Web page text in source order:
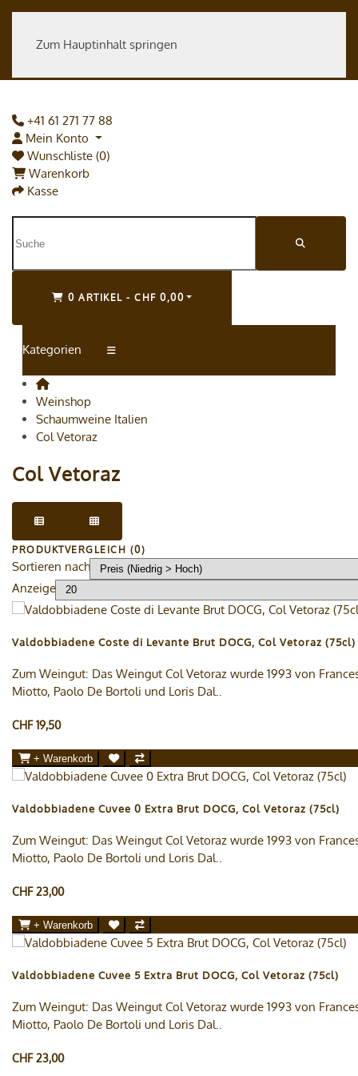
Zum Hauptinhalt springen
+41 61 271 77 88
Mein Konto
Wunschliste (0)
Warenkorb
Kasse
0 ARTIKEL - CHF 0,00
Kategorien
Weinshop
Schaumweine Italien
Col Vetoraz
Col Vetoraz
PRODUKTVERGLEICH (0)
Sortieren nach
Anzeige
Valdobbiadene Coste di Levante Brut DOCG, Col Vetoraz (75cl)
Zum Weingut: Das Weingut Col Vetoraz wurde 1993 von
Miotto, Paolo De Bortoli und Loris Dal..
CHF 19,50
+ Warenkorb
Valdobbiadene Cuvee 0 Extra Brut DOCG, Col Vetoraz (75cl)
Zum Weingut: Das Weingut Col Vetoraz wurde 1993 von
Miotto, Paolo De Bortoli und Loris Dal..
CHF 23,00
+ Warenkorb
Valdobbiadene Cuvee 5 Extra Brut DOCG, Col Vetoraz (75cl)
Zum Weingut: Das Weingut Col Vetoraz wurde 1993 von
Miotto, Paolo De Bortoli und Loris Dal..
CHF 23,00